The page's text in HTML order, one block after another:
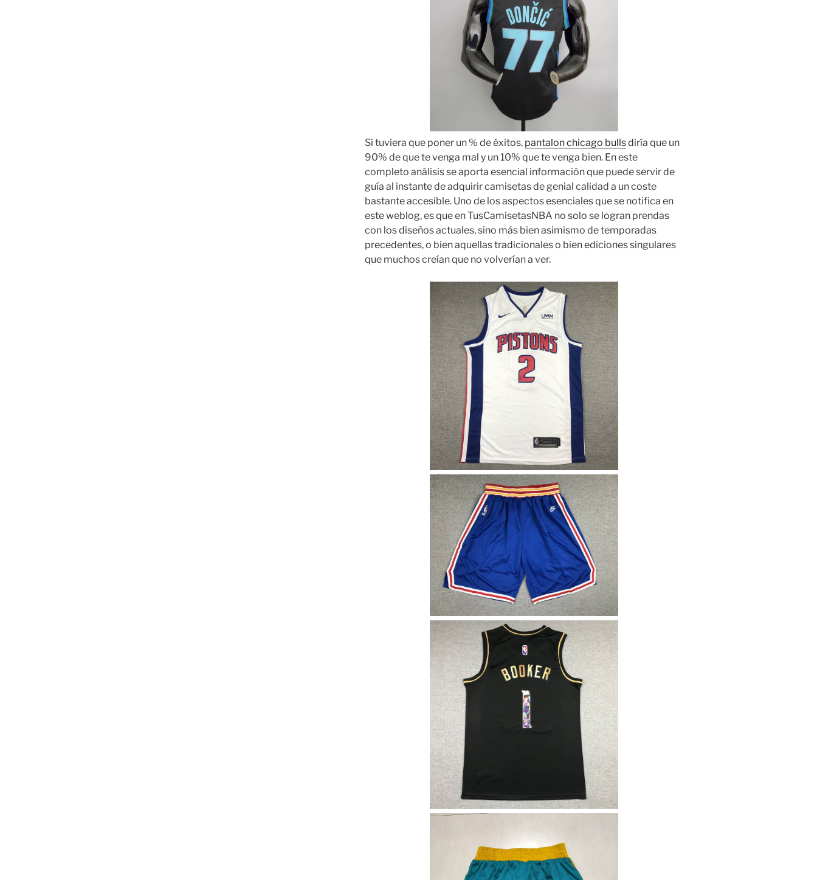
Si tuviera que poner un % de éxitos, pantalon chicago bullsdiría que un
90% de que te venga mal y un 10% que te venga bien. En este
completo análisis se aporta esencial información que puede servir de
guía al instante de adquirir camisetas de genial calidad a un coste
bastante accesible. Uno de los aspectos esenciales que se notifica en
este weblog, es que en TusCamisetasNBA no solo se logran prendas
con los diseños actuales, sino más bien asimismo de temporadas
precedentes, o bien aquellas tradicionales o bien ediciones singulares
que muchos creían que no volverían a ver.